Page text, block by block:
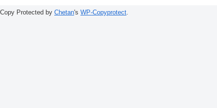
Copy Protected by Chetan's WP-Copyprotect